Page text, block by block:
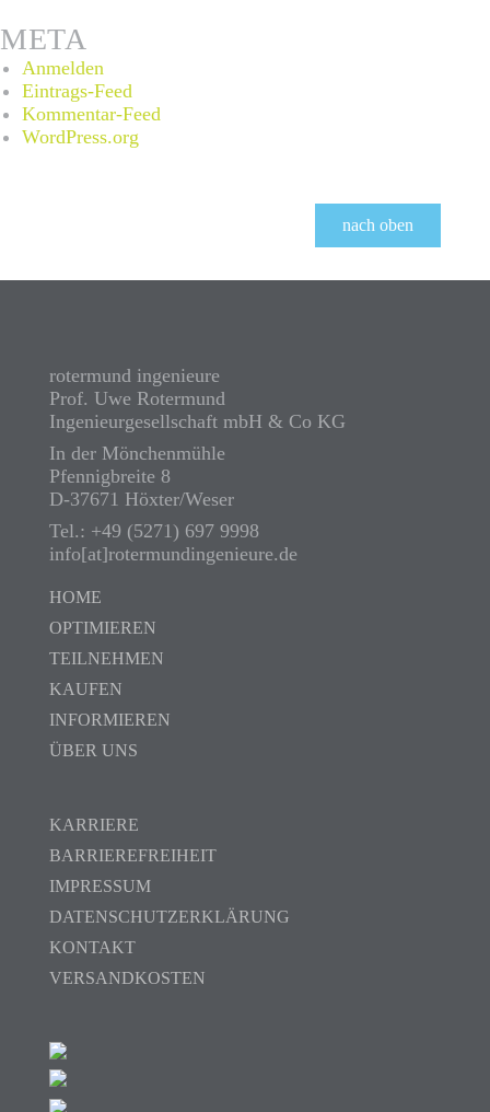
META
Anmelden
Eintrags-Feed
Kommentar-Feed
WordPress.org
nach oben
rotermund ingenieure
Prof. Uwe Rotermund
Ingenieurgesellschaft mbH & Co KG
In der Mönchenmühle
Pfennigbreite 8
D-37671 Höxter/Weser
Tel.: +49 (5271) 697 9998
info[at]rotermundingenieure.de
HOME
OPTIMIEREN
TEILNEHMEN
KAUFEN
INFORMIEREN
ÜBER UNS
KARRIERE
BARRIEREFREIHEIT
IMPRESSUM
DATENSCHUTZERKLÄRUNG
KONTAKT
VERSANDKOSTEN